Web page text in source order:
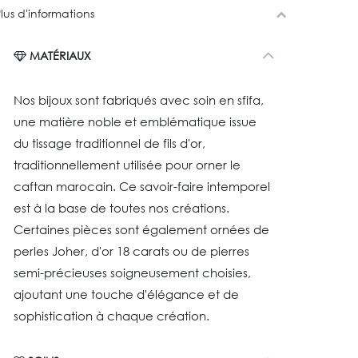
d'informations
MATÉRIAUX
Nos bijoux sont fabriqués avec soin en sfifa,
une matière noble et emblématique issue
du tissage traditionnel de fils d'or,
traditionnellement utilisée pour orner le
caftan marocain. Ce savoir-faire intemporel
est à la base de toutes nos créations.
Certaines pièces sont également ornées de
perles Joher, d'or 18 carats ou de pierres
semi-précieuses soigneusement choisies,
ajoutant une touche d'élégance et de
sophistication à chaque création.